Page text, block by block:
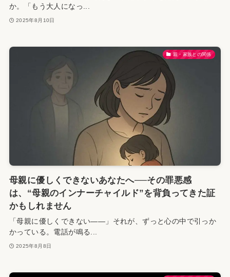
か。「もう大人になっ...
2025年8月10日
親・家族との関係
母親に優しくできないあなたへ──その罪悪感
は、“母親のインナーチャイルド”を背負ってきた証
かもしれません
「母親に優しくできない——」それが、ずっと心の中で引っか
かっている。電話が鳴る...
2025年8月8日